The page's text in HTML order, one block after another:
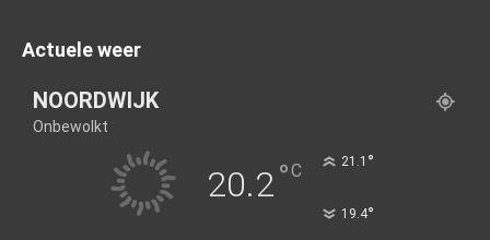
Actuele weer
NOORDWIJK
Onbewolkt
20.2°C 21.1 °
19.4°